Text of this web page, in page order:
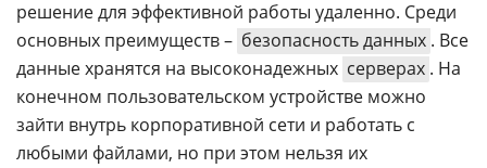
решение для эффективной работы удаленно. Среди
основных преимуществ – безопасность данных . Все
данные хранятся на высоконадежных серверах . На
конечном пользовательском устройстве можно
зайти внутрь корпоративной сети и работать с
любыми файлами, но при этом нельзя их